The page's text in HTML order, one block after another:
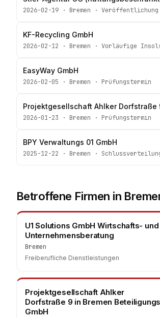
2026-02-19 · Bremen · Veröffentlichung
KF-Recycling GmbH
2026-02-12 · Bremen · Vorläufige
EasyWay GmbH
2026-02-05 · Bremen · Prüfungstermin
Projektgesellschaft Ahlker Dorfstraße
2026-01-23 · Bremen · Prüfungstermin
BPY Verwaltungs 01 GmbH
2025-12-22 · Bremen ·
Betroffene Firmen in
U1 Solutions GmbH Wirtschafts- und
Unternehmensberatung
Bremen
Freiberufliche Dienstleistungen
Projektgesellschaft Ahlker
Dorfstraße 9 in Bremen Beteiligungs
GmbH